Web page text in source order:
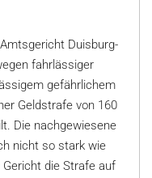
Duisburg-
fahrlässiger
gefährlichem
Geldstrafe von 160
Die nachgewiesene
nicht so stark wie
die Strafe auf